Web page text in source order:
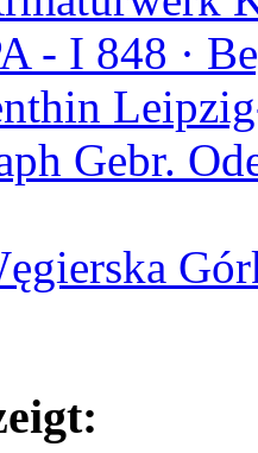
- I 848 ·
Gebr.